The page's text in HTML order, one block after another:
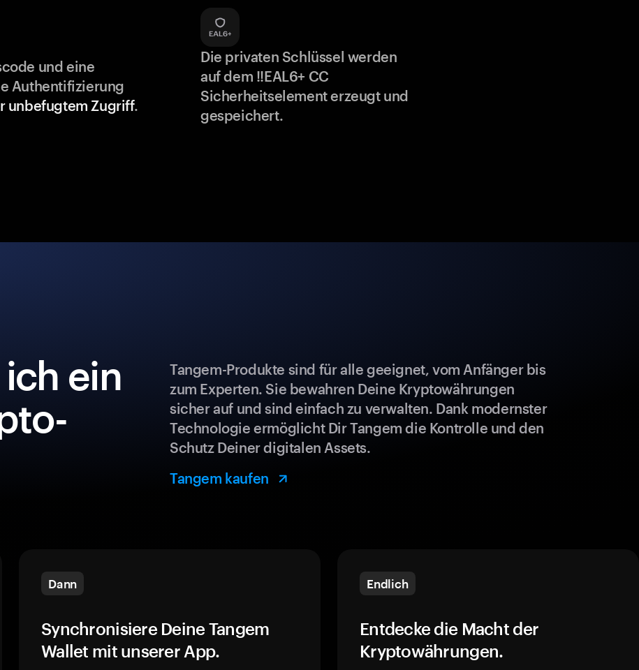
und eine
Authentifizierung
unbefugtem Zugriff.
Die privaten Schlüssel werden
auf dem !!EAL6+ CC
Sicherheitselement erzeugt und
gespeichert.
ein
Tangem-Produkte sind für alle geeignet, vom Anfänger bis
zum Experten. Sie bewahren Deine Kryptowährungen
sicher auf und sind einfach zu verwalten. Dank modernster
Technologie ermöglicht Dir Tangem die Kontrolle und den
Schutz Deiner digitalen Assets.
Tangem kaufen
Dann
Synchronisiere Deine Tangem
Wallet mit unserer App.
Endlich
Entdecke die Macht der
Kryptowährungen.